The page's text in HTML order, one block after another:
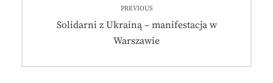
wpisu
PREVIOUS
Previous
Solidarni z Ukrainą – manifestacja w
Warszawie